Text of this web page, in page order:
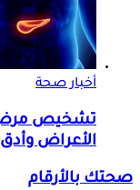
أخبار صحة
تشخيص مرض
الأعراض
صحتك بالأرقام